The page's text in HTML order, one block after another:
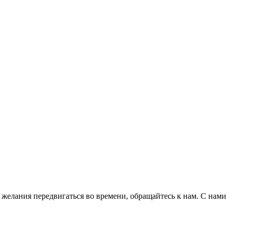
передвигаться во времени, обращайтесь к нам. С нами